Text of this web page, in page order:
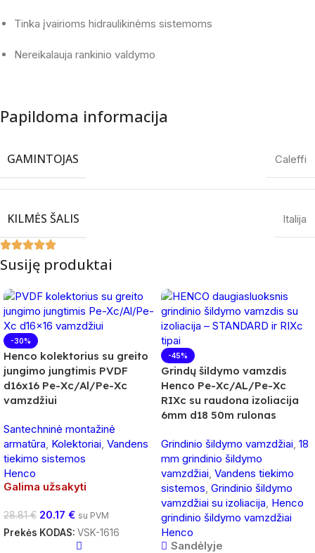
Tinka įvairioms hidraulikinėms sistemoms
Nereikalauja rankinio valdymo
Papildoma informacija
GAMINTOJAS Caleffi
KILMĖS ŠALIS Italija
Susiję produktai
-30%
Henco kolektorius su greito
jungimo jungtimis PVDF
d16x16 Pe-Xc/Al/Pe-Xc
vamzdžiui
Santechninė montažinė
armatūra Kolektoriai Vandens
tiekimo sistemos
Henco
Galima užsakyti
28.81€ 20.17 € su PVM
Prekės KODAS: VSK-1616
-45%
Grindų šildymo vamzdis
Henco Pe-Xc/AL/Pe-Xc
RIXc su raudona izoliacija
6mm d18 50m rulonas
Grindinio šildymo vamzdžiai 18
mm grindinio šildymo
vamzdžiai Vandens tiekimo
sistemos Grindinio šildymo
vamzdžiai su izoliacija Henco
grindinio šildymo vamzdžiai
Henco
Sandėlyje